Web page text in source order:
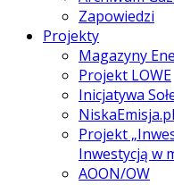
Zapowiedzi
Projekty
Magazyny
Projekt LOWE
Inicjatywa
NiskaEmisja.pl
Projekt
Inwestycją w
AOON/OW